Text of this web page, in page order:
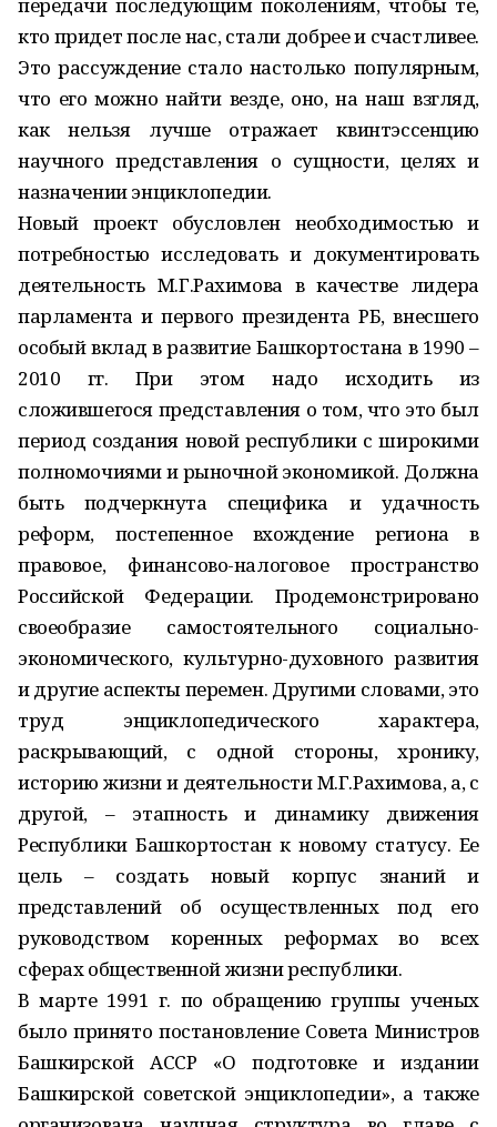
кто придет после нас, стали добрее и счастливее.
Это рассуждение стало настолько популярным,
что его можно найти везде, оно, на наш взгляд,
как нельзя лучше отражает квинтэссенцию
научного представления о сущности, целях и
назначении энциклопедии.
Новый проект обусловлен необходимостью и
потребностью исследовать и документировать
деятельность М.Г.Рахимова в качестве лидера
парламента и первого президента РБ, внесшего
особый вклад в развитие Башкортостана в 1990 –
2010 гг. При этом надо исходить из
сложившегося представления о том, что это был
период создания новой республики с широкими
полномочиями и рыночной экономикой. Должна
быть подчеркнута специфика и удачность
реформ, постепенное вхождение региона в
правовое, финансово-налоговое пространство
Российской Федерации. Продемонстрировано
своеобразие самостоятельного социально-
экономического, культурно-духовного развития
и другие аспекты перемен. Другими словами, это
труд энциклопедического характера,
раскрывающий, с одной стороны, хронику,
историю жизни и деятельности М.Г.Рахимова, а, с
другой, – этапность и динамику движения
Республики Башкортостан к новому статусу. Ее
цель – создать новый корпус знаний и
представлений об осуществленных под его
руководством коренных реформах во всех
сферах общественной жизни республики.
В марте 1991 г. по обращению группы ученых
было принято постановление Совета Министров
Башкирской АССР «О подготовке и издании
Башкирской советской энциклопедии», а также